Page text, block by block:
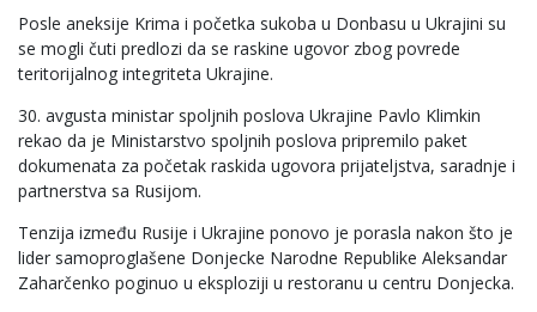
Posle aneksije Krima i početka sukoba u Donbasu u Ukrajini su
se mogli čuti predlozi da se raskine ugovor zbog povrede
teritorijalnog integriteta Ukrajine.
30. avgusta ministar spoljnih poslova Ukrajine Pavlo Klimkin
rekao da je Ministarstvo spoljnih poslova pripremilo paket
dokumenata za početak raskida ugovora prijateljstva, saradnje i
partnerstva sa Rusijom.
Tenzija između Rusije i Ukrajine ponovo je porasla nakon što je
lider samoproglašene Donjecke Narodne Republike Aleksandar
Zaharčenko poginuo u eksploziji u restoranu u centru Donjecka.